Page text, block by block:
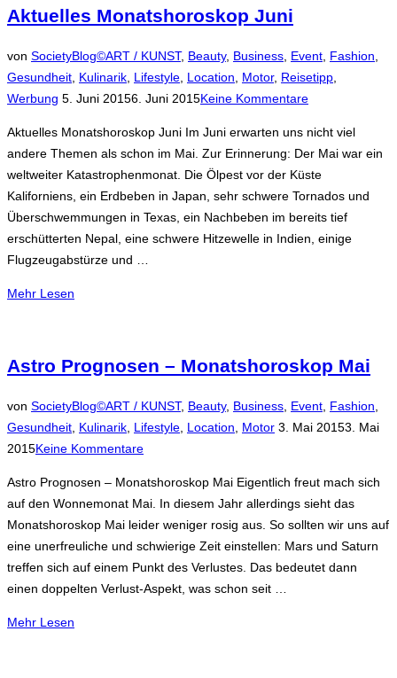
Aktuelles Monatshoroskop Juni
von SocietyBlog©ART / KUNST, Beauty, Business Event Fashion
Gesundheit Kulinarik Lifestyle Location Motor, Reisetipp
Werbung Veröffentlicht
5. Juni 20156. Juni 2015Keine Kommentare
Aktuelles Monatshoroskop Juni Im Juni erwarten uns nicht viel
andere Themen als schon im Mai. Zur Erinnerung: Der Mai war ein
weltweiter Katastrophenmonat. Die Ölpest vor der Küste
Kaliforniens, ein Erdbeben in Japan, sehr schwere Tornados und
Überschwemmungen in Texas, ein Nachbeben im bereits tief
erschütterten Nepal, eine schwere Hitzewelle in Indien, einige
Flugzeugabstürze und …
Mehr über
Lesen
Astro Prognosen – Monatshoroskop Mai
von SocietyBlog©ART / KUNST, Beauty, Business Event Fashion
Gesundheit Kulinarik Lifestyle Location MotorVeröffentlicht
3. Mai 20153. Mai
2015Keine Kommentare
Astro Prognosen – Monatshoroskop Mai Eigentlich freut mach sich
auf den Wonnemonat Mai. In diesem Jahr allerdings sieht das
Monatshoroskop Mai leider weniger rosig aus. So sollten wir uns auf
eine unerfreuliche und schwierige Zeit einstellen: Mars und Saturn
treffen sich auf einem Punkt des Verlustes. Das bedeutet dann
einen doppelten Verlust-Aspekt, was schon seit …
Mehr über
Lesen